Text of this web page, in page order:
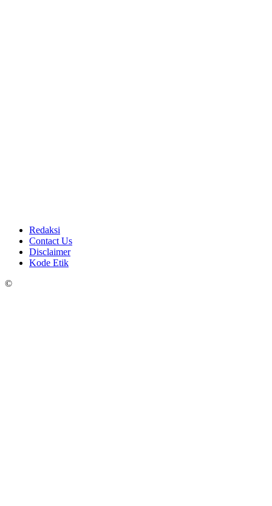
Redaksi
Contact Us
Disclaimer
Kode Etik
©